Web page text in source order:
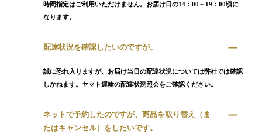
時間指定はご利用いただけません。お届け日の14：00～19：00頃に
なります。
配達状況を確認したいのですが。
誠に恐れ入りますが、お届け当日の配達状況については弊社では確認
しかねます。ヤマト運輸の配達状況照会をご確認ください。
ネットで予約したのですが、商品を取り替え（ま
たはキャンセル）をしたいです。